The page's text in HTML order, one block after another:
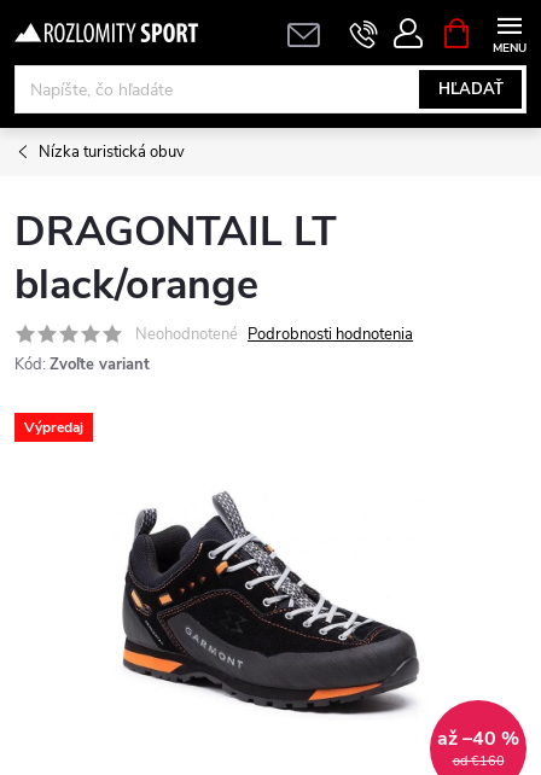
na
obsah
HĽADAŤ
KOŠÍK
Nízka turistická obuv
DRAGONTAIL LT
black/orange
Neohodnotené Podrobnosti hodnotenia
Kód: Zvoľte variant
Výpredaj
od €160
až –40 %